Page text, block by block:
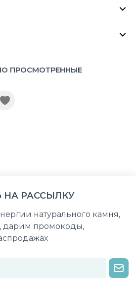
ПРОСМОТРЕННЫЕ
РАССЫЛКУ
натурального камня,
дарим промокоды,